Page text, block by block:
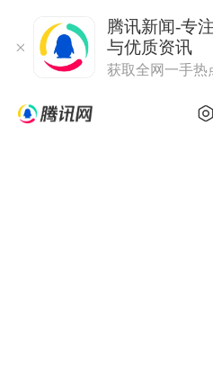
腾讯新闻-专
与优质资讯
获取全网一手热